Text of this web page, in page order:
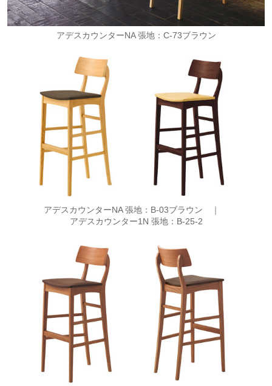
アデスカウンターNA 張地：C-73ブラウン
アデスカウンターNA 張地：B-03ブラウン ｜
アデスカウンター1N 張地：B-25-2